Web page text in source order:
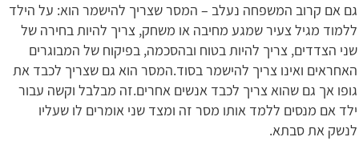
גם אם קרוב המשפחה נעלב – המסר שצריך להישמר הוא: על הילד
ללמוד מגיל צעיר שמגע מחיבה או משחק, צריך להיות בחירה של
שני הצדדים, צריך להיות בטוח ובהסכמה, בפיקוח של המבוגרים
האחראים ואינו צריך להישמר בסוד.המסר הוא גם שצריך לכבד את
גופו אך גם שהוא צריך לכבד אנשים אחרים.זה מבלבל וקשה עבור
ילד אם מנסים ללמד אותו מסר זה ומצד שני אומרים לו שעליו
לנשק את סבתא.